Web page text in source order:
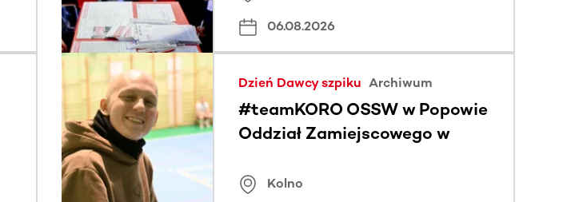
06.08.2026
Dzień Dawcy szpiku Archiwum
#teamKORO OSSW w Popowie
Oddział Zamiejscowego w
Kolno